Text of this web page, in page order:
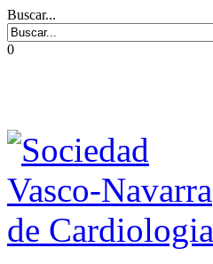
Buscar...
0